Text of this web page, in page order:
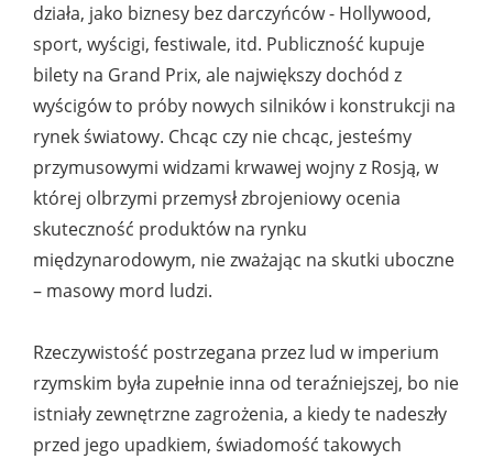
działa, jako biznesy bez darczyńców - Hollywood,
sport, wyścigi, festiwale, itd. Publiczność kupuje
bilety na Grand Prix, ale największy dochód z
wyścigów to próby nowych silników i konstrukcji na
rynek światowy. Chcąc czy nie chcąc, jesteśmy
przymusowymi widzami krwawej wojny z Rosją, w
której olbrzymi przemysł zbrojeniowy ocenia
skuteczność produktów na rynku
międzynarodowym, nie zważając na skutki uboczne
– masowy mord ludzi.
Rzeczywistość postrzegana przez lud w imperium
rzymskim była zupełnie inna od teraźniejszej, bo nie
istniały zewnętrzne zagrożenia, a kiedy te nadeszły
przed jego upadkiem, świadomość takowych